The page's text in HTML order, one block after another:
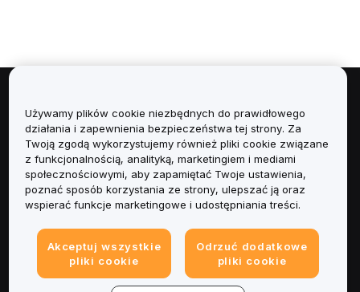
Informacje
Usługi
Obsługa Klienta
Informacje prawne
Używamy plików cookie niezbędnych do prawidłowego
działania i zapewnienia bezpieczeństwa tej strony. Za
Twoją zgodą wykorzystujemy również pliki cookie związane
z funkcjonalnością, analityką, marketingiem i mediami
społecznościowymi, aby zapamiętać Twoje ustawienia,
poznać sposób korzystania ze strony, ulepszać ją oraz
wspierać funkcje marketingowe i udostępniania treści.
Akceptuj wszystkie
pliki cookie
Odrzuć dodatkowe
pliki cookie